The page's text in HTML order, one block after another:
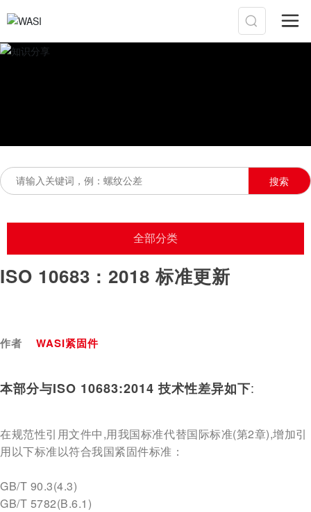
搜索
全部分类
ISO 10683 : 2018标准更新
作者 WASI紧固件
本部分与ISO 10683:2014 技术性差异如下:
在规范性引用文件中,用我国标准代替国际标准(第2章),增加引
用以下标准以符合我国紧固件标准：
GB/T 90.3(4.3)
GB/T 5782(B.6.1)